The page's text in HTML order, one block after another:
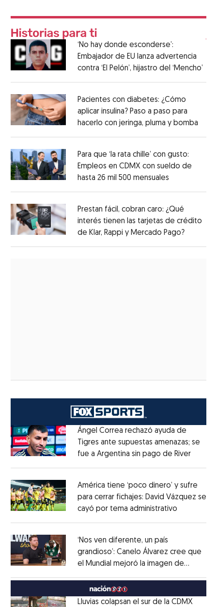
‘No hay donde esconderse’:
Embajador de EU lanza advertencia
contra ‘El Pelón’, hijastro del ‘Mencho’
Pacientes con diabetes: ¿Cómo
aplicar insulina? Paso a paso para
hacerlo con jeringa, pluma y bomba
Para que ‘la rata chille’ con gusto:
Empleos en CDMX con sueldo de
hasta 26 mil 500 mensuales
Prestan fácil, cobran caro: ¿Qué
interés tienen las tarjetas de crédito
de Klar, Rappi y Mercado Pago?
Ángel Correa rechazó ayuda de
Tigres ante supuestas amenazas; se
fue a Argentina sin pago de RiverOpens
América tiene ‘poco dinero’ y sufre
para cerrar fichajes: David Vázquez se
cayó por tema administrativo
‘Nos ven diferente, un país
grandioso’: Canelo Álvarez cree que
el Mundial mejoró la imagen de
MéxicoOpens in new window
Lluvias colapsan el sur de la CDMX